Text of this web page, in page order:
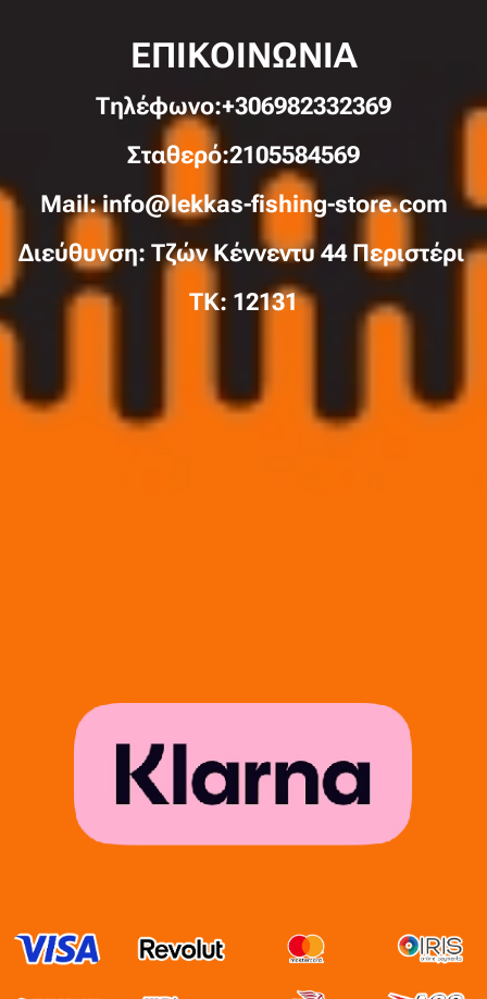
ΕΠΙΚΟΙΝΩΝΙΑ
Τηλέφωνo:+306982332369
Σταθερό:2105584569
Mail: info@lekkas-fishing-store.com
Διεύθυνση: Τζών Κέννεντυ 44 Περιστέρι
TK: 12131